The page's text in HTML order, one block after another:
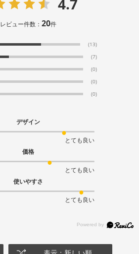
レビュー件数： 20件
(13)
(7)
(0)
(0)
(0)
デザイン
とても良い
価格
とても良い
使いやすさ
とても良い